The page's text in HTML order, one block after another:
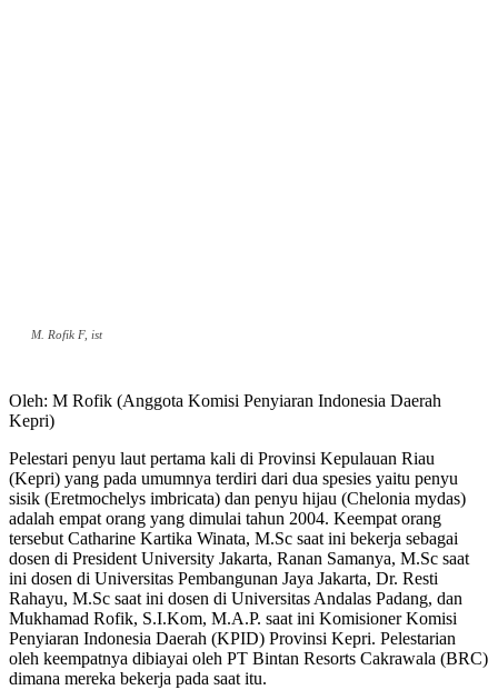
M. Rofik F, ist
Oleh: M Rofik (Anggota Komisi Penyiaran Indonesia Daerah
Kepri)
Pelestari penyu laut pertama kali di Provinsi Kepulauan Riau
(Kepri) yang pada umumnya terdiri dari dua spesies yaitu penyu
sisik (Eretmochelys imbricata) dan penyu hijau (Chelonia mydas)
adalah empat orang yang dimulai tahun 2004. Keempat orang
tersebut Catharine Kartika Winata, M.Sc saat ini bekerja sebagai
dosen di President University Jakarta, Ranan Samanya, M.Sc saat
ini dosen di Universitas Pembangunan Jaya Jakarta, Dr. Resti
Rahayu, M.Sc saat ini dosen di Universitas Andalas Padang, dan
Mukhamad Rofik, S.I.Kom, M.A.P. saat ini Komisioner Komisi
Penyiaran Indonesia Daerah (KPID) Provinsi Kepri. Pelestarian
oleh keempatnya dibiayai oleh PT Bintan Resorts Cakrawala (BRC)
dimana mereka bekerja pada saat itu.